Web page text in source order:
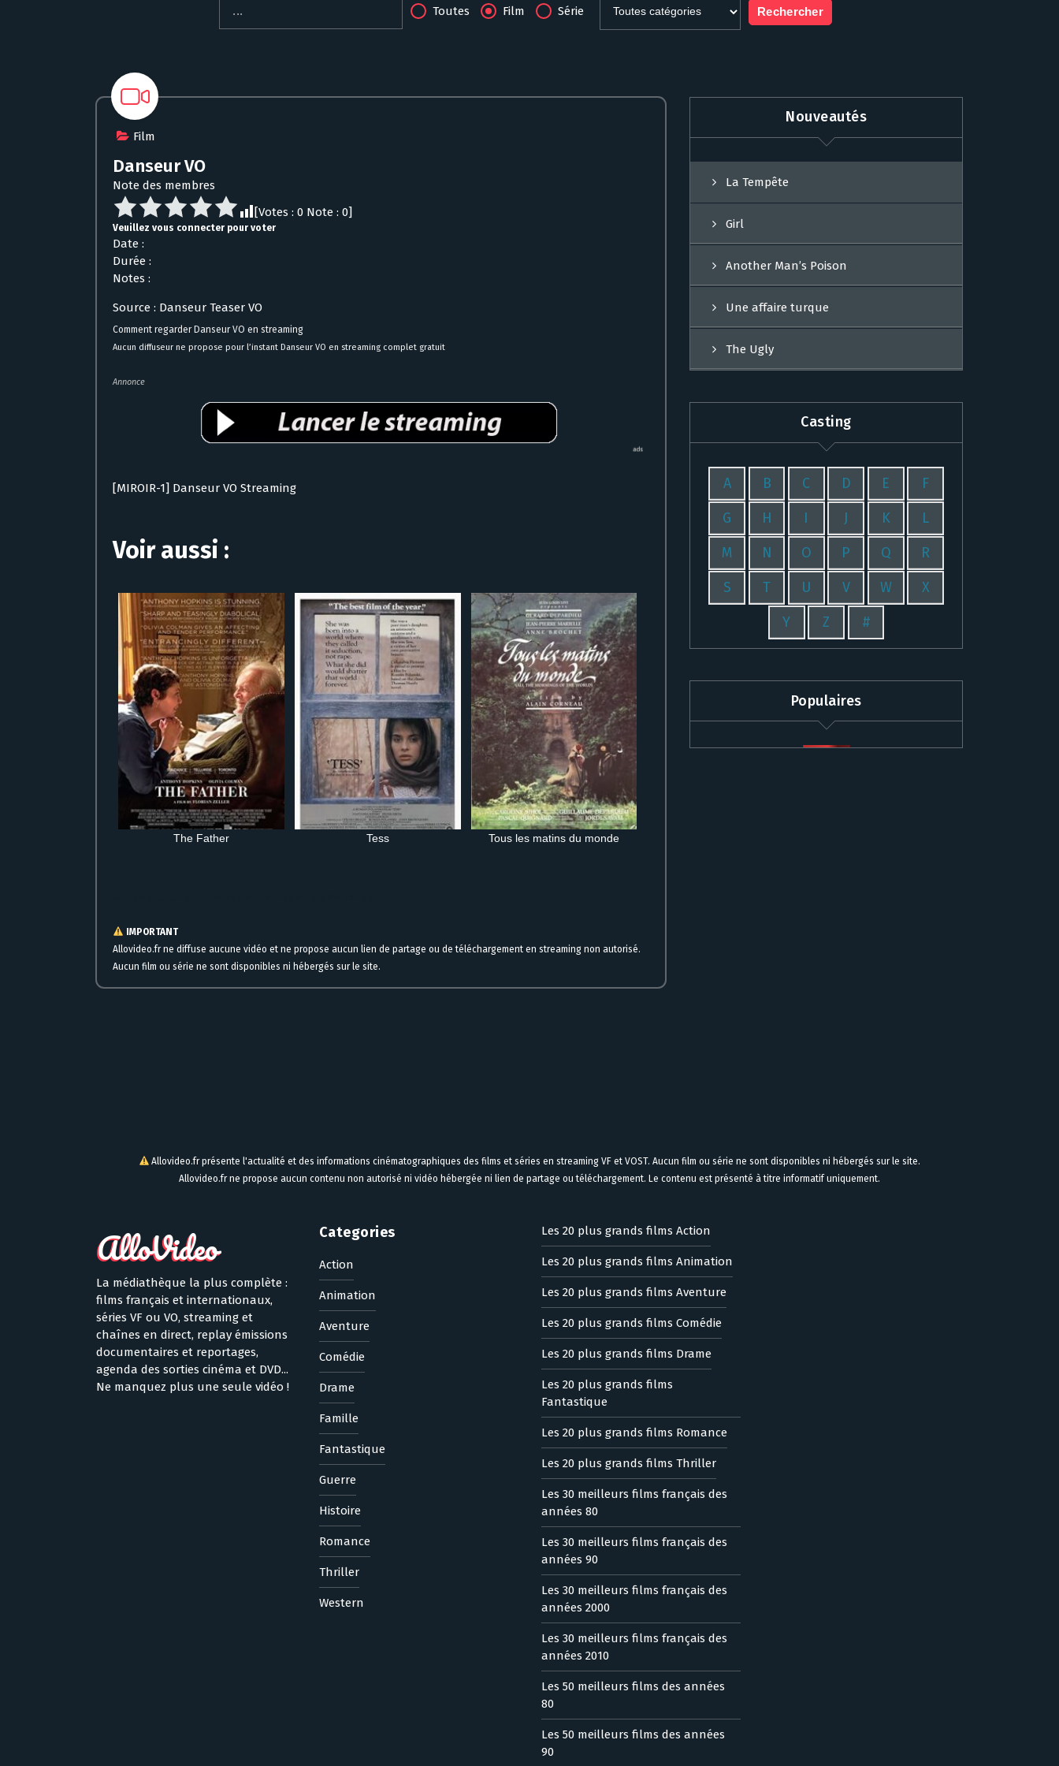
Toutes Film Série
Film
Danseur VO
Note des membres
[Votes : 0 Note : 0]
Veuillez vous connecter pour voter
Date :
Durée :
Notes :
Source : Danseur Teaser VO
Comment regarder Danseur VO en streaming
Aucun diffuseur ne propose pour l’instant Danseur VO en streaming complet gratuit
Annonce
[MIROIR-1] Danseur VO Streaming
Voir aussi :
The Father Tess Tous les matins du monde
IMPORTANT
Allovideo.fr ne diffuse aucune vidéo et ne propose aucun lien de partage ou de téléchargement en streaming non autorisé.
Aucun film ou série ne sont disponibles ni hébergés sur le site.
Nouveautés
La Tempête
Girl
Another Man’s Poison
Une affaire turque
The Ugly
Casting
A B C D E F
G H I J K L
M N O P Q R
S T U V W X
Y Z #
Populaires
Allovideo.fr présente l'actualité et des informations cinématographiques des films et séries en streaming VF et VOST. Aucun film ou série ne sont disponibles ni hébergés sur le site.
Allovideo.fr ne propose aucun contenu non autorisé ni vidéo hébergée ni lien de partage ou téléchargement. Le contenu est présenté à titre informatif uniquement.
La médiathèque la plus complète :
films français et internationaux,
séries VF ou VO, streaming et
chaînes en direct, replay émissions
documentaires et reportages,
agenda des sorties cinéma et DVD...
Ne manquez plus une seule vidéo !
Categories
Action
Animation
Aventure
Comédie
Drame
Famille
Fantastique
Guerre
Histoire
Romance
Thriller
Western
Les 20 plus grands films Action
Les 20 plus grands films Animation
Les 20 plus grands films Aventure
Les 20 plus grands films Comédie
Les 20 plus grands films Drame
Les 20 plus grands films
Fantastique
Les 20 plus grands films Romance
Les 20 plus grands films Thriller
Les 30 meilleurs films français des
années 80
Les 30 meilleurs films français des
années 90
Les 30 meilleurs films français des
années 2000
Les 30 meilleurs films français des
années 2010
Les 50 meilleurs films des années
80
Les 50 meilleurs films des années
90